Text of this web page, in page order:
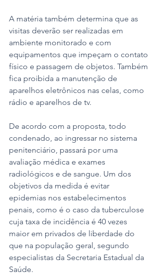
A matéria também determina que as
visitas deverão ser realizadas em
ambiente monitorado e com
equipamentos que impeçam o contato
físico e passagem de objetos. Também
fica proibida a manutenção de
aparelhos eletrônicos nas celas, como
rádio e aparelhos de tv.
De acordo com a proposta, todo
condenado, ao ingressar no sistema
penitenciário, passará por uma
avaliação médica e exames
radiológicos e de sangue. Um dos
objetivos da medida é evitar
epidemias nos estabelecimentos
penais, como é o caso da tuberculose
cuja taxa de incidência é 40 vezes
maior em privados de liberdade do
que na população geral, segundo
especialistas da Secretaria Estadual da
Saúde.